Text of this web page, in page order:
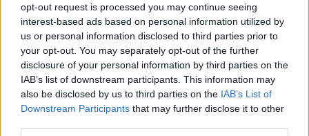
opt-out request is processed you may continue seeing
interest-based ads based on personal information utilized by
us or personal information disclosed to third parties prior to
your opt-out. You may separately opt-out of the further
disclosure of your personal information by third parties on the
IAB’s list of downstream participants. This information may
also be disclosed by us to third parties on the IAB’s List of
Downstream Participants that may further disclose it to other
leader dell'Atletico Madrid seguito fin dal 2017. Il classe 1995,
legato ai Colchoneros da un accordo fino al 2028, viene
valutato circa 15 milioni di euro e garantisce carisma,
personalità ed esperienza ad alti livelli a un prezzo
decisamente più accessibile. Se ne potrebbe parlare
nell'ambito dei contatti per Sorloth. Lo scrive Tuttosport.